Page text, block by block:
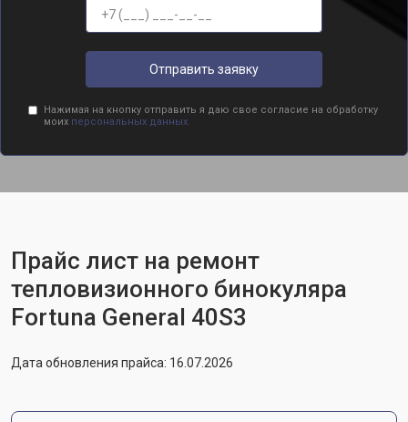
Отправить заявку
Нажимая на кнопку отправить я даю свое согласие на обработку
моих персональных данных.
Прайс лист на ремонт
тепловизионного бинокуляра
Fortuna General 40S3
Дата обновления прайса: 16.07.2026